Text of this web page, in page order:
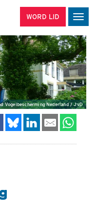
WORD LID
Vogelbescherming Nederland / JvD